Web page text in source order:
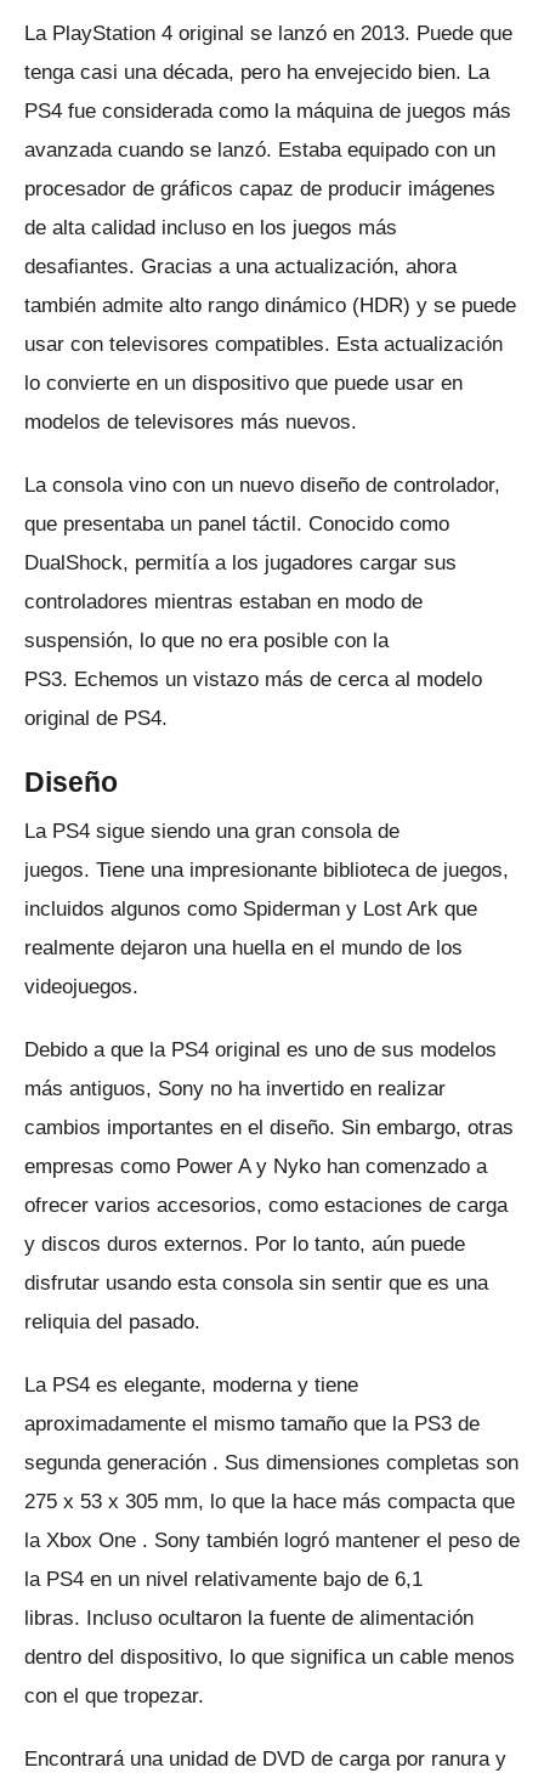
La PlayStation 4 original se lanzó en 2013. Puede que
tenga casi una década, pero ha envejecido bien. La
PS4 fue considerada como la máquina de juegos más
avanzada cuando se lanzó. Estaba equipado con un
procesador de gráficos capaz de producir imágenes
de alta calidad incluso en los juegos más
desafiantes. Gracias a una actualización, ahora
también admite alto rango dinámico (HDR) y se puede
usar con televisores compatibles. Esta actualización
lo convierte en un dispositivo que puede usar en
modelos de televisores más nuevos.
La consola vino con un nuevo diseño de controlador,
que presentaba un panel táctil. Conocido como
DualShock, permitía a los jugadores cargar sus
controladores mientras estaban en modo de
suspensión, lo que no era posible con la
PS3. Echemos un vistazo más de cerca al modelo
original de PS4.
Diseño
La PS4 sigue siendo una gran consola de
juegos. Tiene una impresionante biblioteca de juegos,
incluidos algunos como Spiderman y Lost Ark que
realmente dejaron una huella en el mundo de los
videojuegos.
Debido a que la PS4 original es uno de sus modelos
más antiguos, Sony no ha invertido en realizar
cambios importantes en el diseño. Sin embargo, otras
empresas como Power A y Nyko han comenzado a
ofrecer varios accesorios, como estaciones de carga
y discos duros externos. Por lo tanto, aún puede
disfrutar usando esta consola sin sentir que es una
reliquia del pasado.
La PS4 es elegante, moderna y tiene
aproximadamente el mismo tamaño que la PS3 de
segunda generación . Sus dimensiones completas son
275 x 53 x 305 mm, lo que la hace más compacta que
la Xbox One . Sony también logró mantener el peso de
la PS4 en un nivel relativamente bajo de 6,1
libras. Incluso ocultaron la fuente de alimentación
dentro del dispositivo, lo que significa un cable menos
con el que tropezar.
Encontrará una unidad de DVD de carga por ranura y